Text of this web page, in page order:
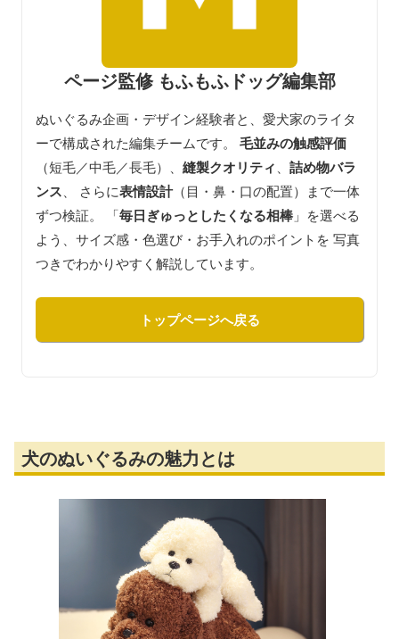
ページ監修 もふもふドッグ編集部
ぬいぐるみ企画・デザイン経験者と、愛犬家のライタ
ーで構成された編集チームです。 毛並みの触感評価
（短毛／中毛／長毛）、 縫製クオリティ
詰め物バラ
ンス 、 さらに表情設計（目・鼻・口の配置）まで一体
ずつ検証。 「毎日ぎゅっとしたくなる相棒 」を選べる
よう、サイズ感・色選び・お手入れのポイントを 写真
つきでわかりやすく解説しています。
トップページへ戻る
犬のぬいぐるみの魅力とは